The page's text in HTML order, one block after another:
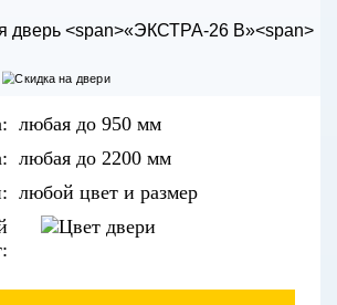
любая до 950 мм
любая до 2200 мм
любой цвет и размер